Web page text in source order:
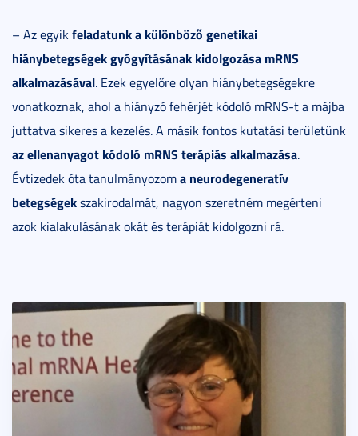
– Az egyikfeladatunk a különböző genetikai
hiánybetegségek gyógyításának kidolgozása mRNS
alkalmazásával. Ezek egyelőre olyan hiánybetegségekre
vonatkoznak, ahol a hiányzó fehérjét kódoló mRNS-t a májba
juttatva sikeres a kezelés. A másik fontos kutatási területünk
az ellenanyagot kódoló mRNS terápiás alkalmazása.
Évtizedek óta tanulmányozoma neurodegeneratív
betegségekszakirodalmát, nagyon szeretném megérteni
azok kialakulásának okát és terápiát kidolgozni rá.